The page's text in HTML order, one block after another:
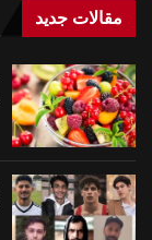
مقالات جدید